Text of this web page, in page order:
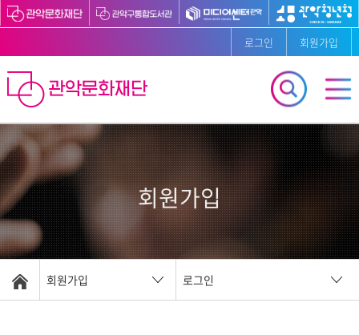
로그인 회원가입
회원가입
회원가입 로그인